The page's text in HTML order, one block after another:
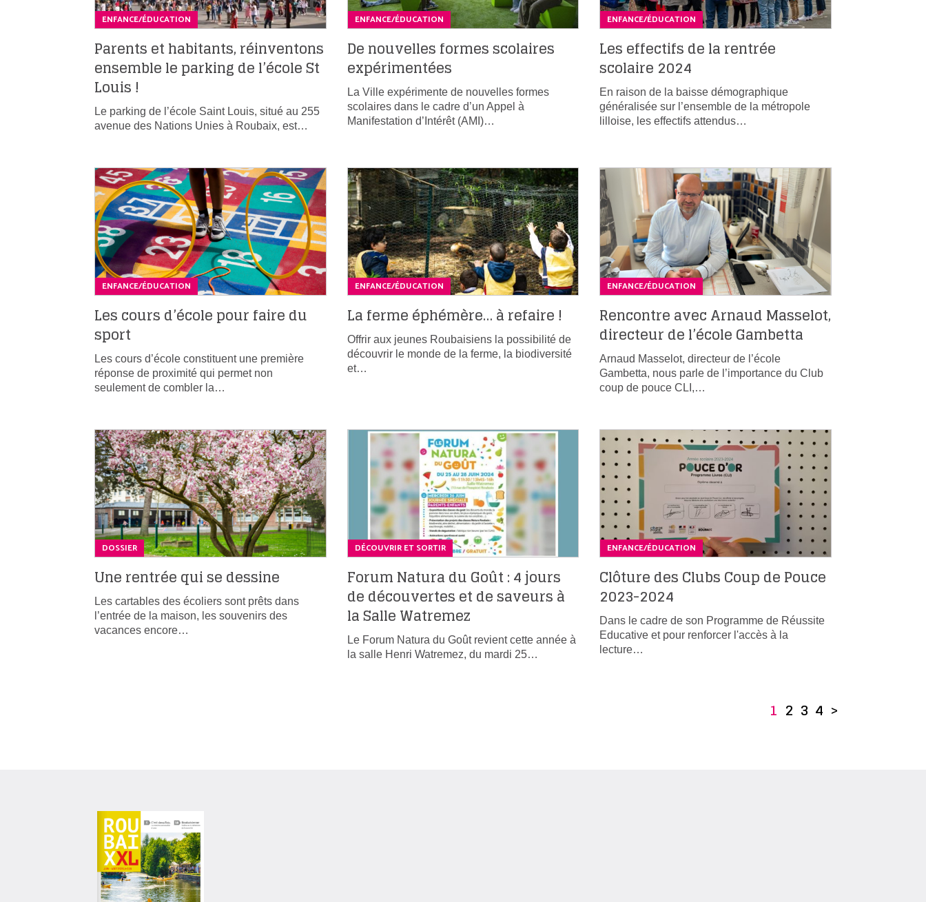
ENFANCE/ÉDUCATION
Parents et habitants, réinventons
ensemble le parking de l’école St
Louis !
Le parking de l’école Saint Louis, situé au 255
avenue des Nations Unies à Roubaix, est…
ENFANCE/ÉDUCATION
De nouvelles formes scolaires
expérimentées
La Ville expérimente de nouvelles formes
scolaires dans le cadre d’un Appel à
Manifestation d’Intérêt (AMI)…
ENFANCE/ÉDUCATION
Les effectifs de la rentrée
scolaire 2024
En raison de la baisse démographique
généralisée sur l’ensemble de la métropole
lilloise, les effectifs attendus…
ENFANCE/ÉDUCATION
Les cours d’école pour faire du
sport
Les cours d’école constituent une première
réponse de proximité qui permet non
seulement de combler la…
ENFANCE/ÉDUCATION
La ferme éphémère… à refaire !
Offrir aux jeunes Roubaisiens la possibilité de
découvrir le monde de la ferme, la biodiversité
et…
ENFANCE/ÉDUCATION
Rencontre avec Arnaud Masselot,
directeur de l’école Gambetta
Arnaud Masselot, directeur de l’école
Gambetta, nous parle de l’importance du Club
coup de pouce CLI,…
DOSSIER
Une rentrée qui se dessine
Les cartables des écoliers sont prêts dans
l’entrée de la maison, les souvenirs des
vacances encore…
DÉCOUVRIR ET SORTIR
Forum Natura du Goût : 4 jours
de découvertes et de saveurs à
la Salle Watremez
Le Forum Natura du Goût revient cette année à
la salle Henri Watremez, du mardi 25…
ENFANCE/ÉDUCATION
Clôture des Clubs Coup de Pouce
2023-2024
Dans le cadre de son Programme de Réussite
Educative et pour renforcer l'accès à la
lecture…
1 2 3 4 >